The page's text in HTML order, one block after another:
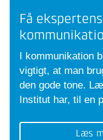
Få
I kommunikation
vigtigt, at man
den gode tone.
Institut har, til en
Læs